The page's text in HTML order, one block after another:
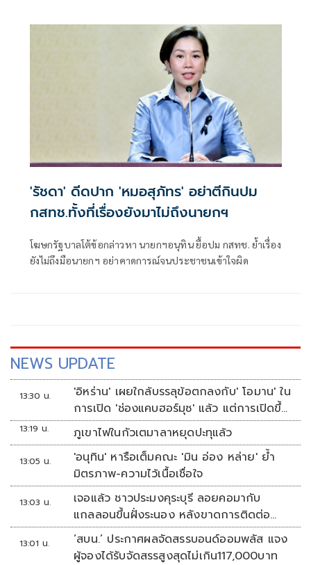
'รัชดา' ดีดปาก 'หมอสุภัทร' อย่าตีกินปม
กสทช.ทั้งที่เรื่องยังมาไม่ถึงนายกฯ
โฆษกรัฐบาลโต้ข้อกล่าวหา นายกฯอนุทิน ยื้อปม กสทช. ย้ำเรื่อง
ยังไม่ถึงมือนายกฯ อย่าคาดการณ์จนประชาชนเข้าใจผิด
NEWS UPDATE
13:30 น.
'อิหร่าน' เผยใกล้บรรลุข้อตกลงกับ' โอมาน' ใน
การเปิด 'ช่องแคบฮอร์มุซ' แล้ว แต่การเปิดขึ้น
อยู่กับสหรัฐฯ
13:19 น. ภูเขาไฟในกัวเตมาลาหยุดปะทุแล้ว
13:05 น.
'อนุทิน' หารือเต็มคณะ 'มิน อ่อง หล่าย' ย้ำ
มิตรภาพ-ความไว้เนื้อเชื่อใจ
13:03 น.
เจอแล้ว ชาวประมงคุระบุรี ลอยคอมากับ
แกลลอนขึ้นฝั่งระนอง หลังขาดการติดต่อ
หลายวัน
13:01 น.
‘สบน.’ ประกาศผลจัดสรรบอนด์ออมพลัส แจง
ผู้จองได้รับจัดสรรสูงสุดไม่เกิน117,000บาท